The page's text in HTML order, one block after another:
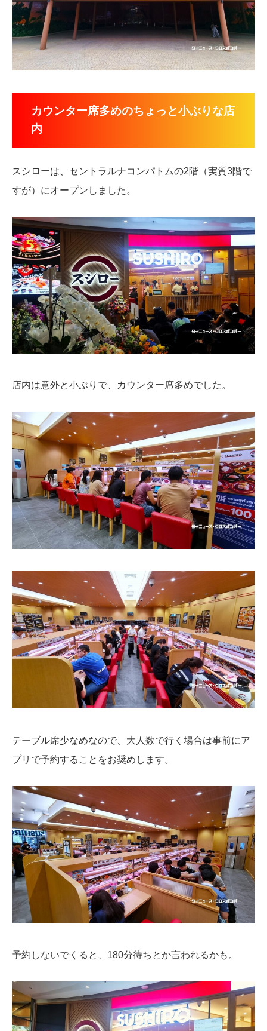
カウンター席多めのちょっと小ぶりな店
内
スシローは、セントラルナコンパトムの2階（実質3階で
すが）にオープンしました。
店内は意外と小ぶりで、カウンター席多めでした。
テーブル席少なめなので、大人数で行く場合は事前にア
プリで予約することをお奨めします。
予約しないでくると、180分待ちとか言われるかも。